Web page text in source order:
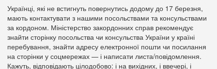
Українці, які не встигнуть повернутись додому до 17 березня,
мають контактувати з нашими посольствами та консульствами
за кордоном. Міністерство закордонних справ рекомендує
знайти сторінку посольства чи консульства України у країні
перебування, знайти адресу електронної пошти чи посилання
на сторінки у соцмережах — і написати листа/повідомлення.
Кажуть, відповідають цілодобово: і на вихідних, і ввечері, і